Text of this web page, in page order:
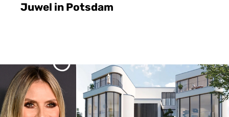
Juwel in Potsdam